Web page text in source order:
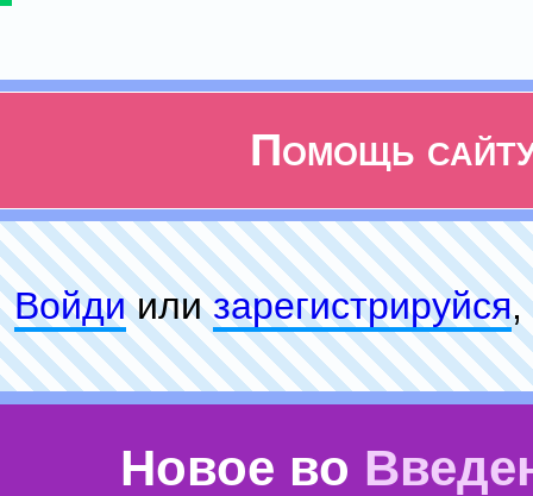
Помощь
Войдиилизарeгиcтpируйся,
Новое во